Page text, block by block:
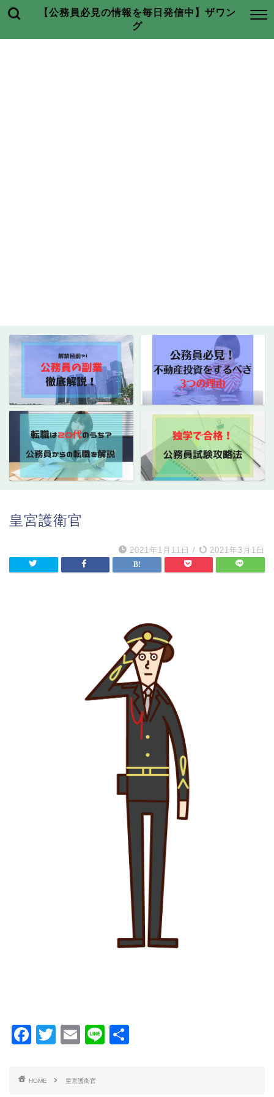
【公務員必見の情報を毎日発信中】ザワン
グ
皇宮護衛官
2021年1月11日 / 2021年3月1日
F
c
T
tt
E
ai
Li
HOME 皇宮護衛官